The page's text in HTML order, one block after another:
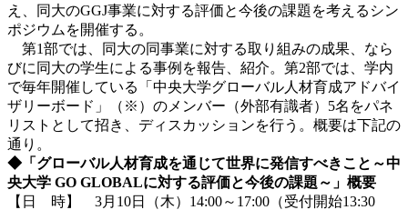
え、同大のGGJ事業に対する評価と今後の課題を考えるシン
ポジウムを開催する。
第1部では、同大の同事業に対する取り組みの成果、なら
びに同大の学生による事例を報告、紹介。第2部では、学内
で毎年開催している「中央大学グローバル人材育成アドバイ
ザリーボード」（※）のメンバー（外部有識者）5名をパネ
リストとして招き、ディスカッションを行う。概要は下記の
通り。
◆「グローバル人材育成を通じて世界に発信すべきこと～中
央大学 GO GLOBALに対する評価と今後の課題～」概要
【日 時】 3月10日（木）14:00～17:00（受付開始13:30